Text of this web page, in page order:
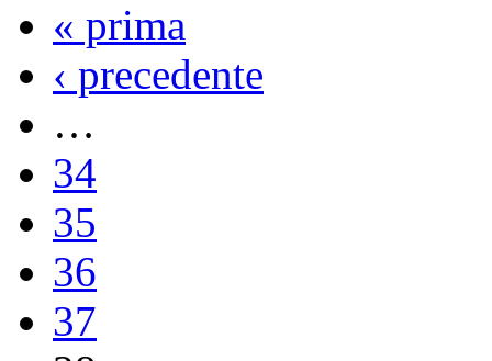
« prima
‹ precedente
…
34
35
36
37